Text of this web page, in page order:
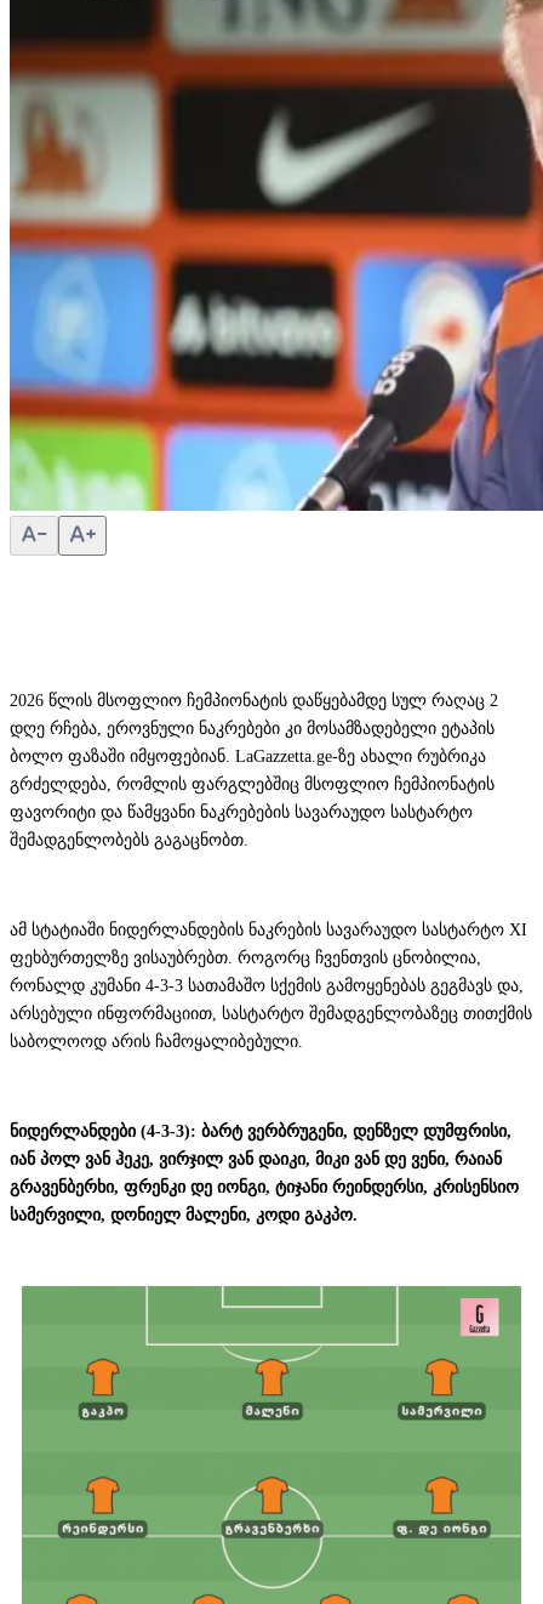
2026 წლის მსოფლიო ჩემპიონატის დაწყებამდე სულ რაღაც 2
დღე რჩება, ეროვნული ნაკრებები კი მოსამზადებელი ეტაპის
ბოლო ფაზაში იმყოფებიან. LaGazzetta.ge-ზე ახალი რუბრიკა
გრძელდება, რომლის ფარგლებშიც მსოფლიო ჩემპიონატის
ფავორიტი და წამყვანი ნაკრებების სავარაუდო სასტარტო
შემადგენლობებს გაგაცნობთ.
ამ სტატიაში ნიდერლანდების ნაკრების სავარაუდო სასტარტო XI
ფეხბურთელზე ვისაუბრებთ. როგორც ჩვენთვის ცნობილია,
რონალდ კუმანი 4-3-3 სათამაშო სქემის გამოყენებას გეგმავს და,
არსებული ინფორმაციით, სასტარტო შემადგენლობაზეც თითქმის
საბოლოოდ არის ჩამოყალიბებული.
ნიდერლანდები (4-3-3): ბარტ ვერბრუგენი, დენზელ დუმფრისი,
იან პოლ ვან ჰეკე, ვირჯილ ვან დაიკი, მიკი ვან დე ვენი, რაიან
გრავენბერხი, ფრენკი დე იონგი, ტიჯანი რეინდერსი, კრისენსიო
სამერვილი, დონიელ მალენი, კოდი გაკპო.